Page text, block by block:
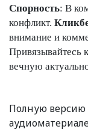
Спорность: В
конфликт.
внимание и
Привязывайтесь
вечную
Полную версию